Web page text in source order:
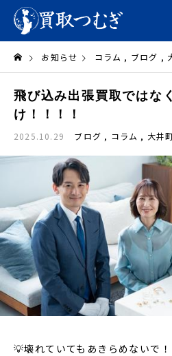
お知らせ コラム ブログ
飛び込み出張買取ではな
け！！！！
2025.10.29 ブログ コラム 大井
💡壊れていてもあきらめないで！